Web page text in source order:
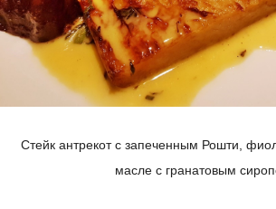
Стейк антрекот с запеченным Рошти,
масле с гранатовым